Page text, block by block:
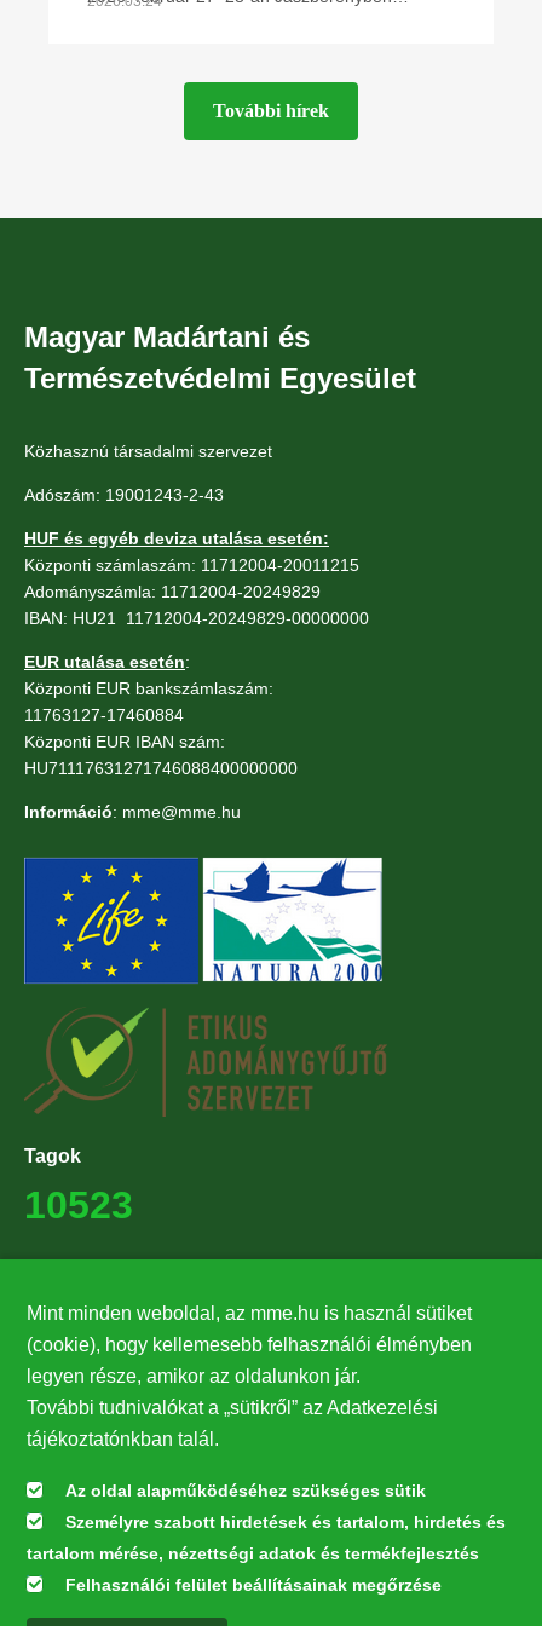
További hírek
Magyar Madártani és
Természetvédelmi Egyesület
Közhasznú társadalmi szervezet
Adószám: 19001243-2-43
HUF és egyéb deviza utalása esetén:
Központi számlaszám: 11712004-20011215
Adományszámla: 11712004-20249829
IBAN: HU21 11712004-20249829-00000000
EUR utalása esetén:
Központi EUR bankszámlaszám:
11763127-17460884
Központi EUR IBAN szám:
HU71117631271746088400000000
Információ: mme@mme.hu
Tagok
10523
27224
Hírlevél feliratkozás
Értesüljön elsőként legfrissebb híreinkről, eseményeinkről!
Feliratkozás
Mint minden weboldal, az mme.hu is használ sütiket
(cookie), hogy kellemesebb felhasználói élményben
legyen része, amikor az oldalunkon jár.
További tudnivalókat a „sütikről” az Adatkezelési
tájékoztatónkban talál.
Az oldal alapműködéséhez szükséges sütik
Személyre szabott hirdetések és tartalom, hirdetés és
tartalom mérése, nézettségi adatok és termékfejlesztés
Felhasználói felület beállításainak megőrzése